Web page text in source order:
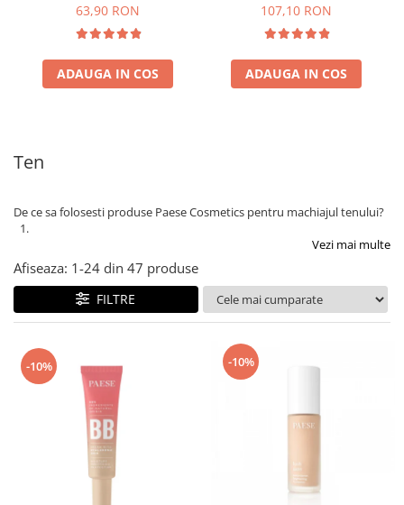
63,90 RON
ADAUGA IN COS
107,10 RON
ADAUGA IN COS
Ten
De ce sa folosesti produse Paese Cosmetics pentru machiajul tenului?
Vezi mai multe
Afiseaza: 1-24 din 47 produse
FILTRE
-10% -10%